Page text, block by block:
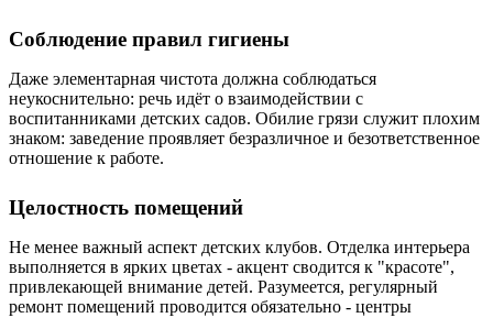
Соблюдение правил гигиены
Даже элементарная чистота должна соблюдаться
неукоснительно: речь идёт о взаимодействии с
воспитанниками детских садов. Обилие грязи служит плохим
знаком: заведение проявляет безразличное и безответственное
отношение к работе.
Целостность помещений
Не менее важный аспект детских клубов. Отделка интерьера
выполняется в ярких цветах - акцент сводится к "красоте",
привлекающей внимание детей. Разумеется, регулярный
ремонт помещений проводится обязательно - центры